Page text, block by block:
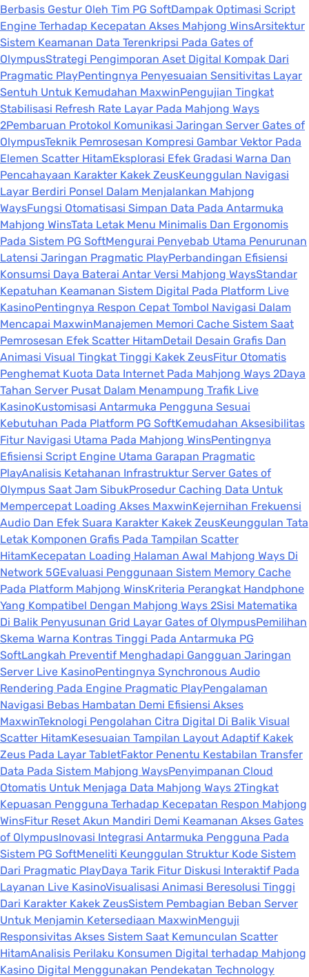
Berbasis Gestur Oleh Tim PG SoftDampak Optimasi Script
Engine Terhadap Kecepatan Akses Mahjong WinsArsitektur
Sistem Keamanan Data Terenkripsi Pada Gates of
OlympusStrategi Pengimporan Aset Digital Kompak Dari
Pragmatic PlayPentingnya Penyesuaian Sensitivitas Layar
Sentuh Untuk Kemudahan MaxwinPengujian Tingkat
Stabilisasi Refresh Rate Layar Pada Mahjong Ways
2Pembaruan Protokol Komunikasi Jaringan Server Gates of
OlympusTeknik Pemrosesan Kompresi Gambar Vektor Pada
Elemen Scatter HitamEksplorasi Efek Gradasi Warna Dan
Pencahayaan Karakter Kakek ZeusKeunggulan Navigasi
Layar Berdiri Ponsel Dalam Menjalankan Mahjong
WaysFungsi Otomatisasi Simpan Data Pada Antarmuka
Mahjong WinsTata Letak Menu Minimalis Dan Ergonomis
Pada Sistem PG SoftMengurai Penyebab Utama Penurunan
Latensi Jaringan Pragmatic PlayPerbandingan Efisiensi
Konsumsi Daya Baterai Antar Versi Mahjong WaysStandar
Kepatuhan Keamanan Sistem Digital Pada Platform Live
KasinoPentingnya Respon Cepat Tombol Navigasi Dalam
Mencapai MaxwinManajemen Memori Cache Sistem Saat
Pemrosesan Efek Scatter HitamDetail Desain Grafis Dan
Animasi Visual Tingkat Tinggi Kakek ZeusFitur Otomatis
Penghemat Kuota Data Internet Pada Mahjong Ways 2Daya
Tahan Server Pusat Dalam Menampung Trafik Live
KasinoKustomisasi Antarmuka Pengguna Sesuai
Kebutuhan Pada Platform PG SoftKemudahan Aksesibilitas
Fitur Navigasi Utama Pada Mahjong WinsPentingnya
Efisiensi Script Engine Utama Garapan Pragmatic
PlayAnalisis Ketahanan Infrastruktur Server Gates of
Olympus Saat Jam SibukProsedur Caching Data Untuk
Mempercepat Loading Akses MaxwinKejernihan Frekuensi
Audio Dan Efek Suara Karakter Kakek ZeusKeunggulan Tata
Letak Komponen Grafis Pada Tampilan Scatter
HitamKecepatan Loading Halaman Awal Mahjong Ways Di
Network 5GEvaluasi Penggunaan Sistem Memory Cache
Pada Platform Mahjong WinsKriteria Perangkat Handphone
Yang Kompatibel Dengan Mahjong Ways 2Sisi Matematika
Di Balik Penyusunan Grid Layar Gates of OlympusPemilihan
Skema Warna Kontras Tinggi Pada Antarmuka PG
SoftLangkah Preventif Menghadapi Gangguan Jaringan
Server Live KasinoPentingnya Synchronous Audio
Rendering Pada Engine Pragmatic PlayPengalaman
Navigasi Bebas Hambatan Demi Efisiensi Akses
MaxwinTeknologi Pengolahan Citra Digital Di Balik Visual
Scatter HitamKesesuaian Tampilan Layout Adaptif Kakek
Zeus Pada Layar TabletFaktor Penentu Kestabilan Transfer
Data Pada Sistem Mahjong WaysPenyimpanan Cloud
Otomatis Untuk Menjaga Data Mahjong Ways 2Tingkat
Kepuasan Pengguna Terhadap Kecepatan Respon Mahjong
WinsFitur Reset Akun Mandiri Demi Keamanan Akses Gates
of OlympusInovasi Integrasi Antarmuka Pengguna Pada
Sistem PG SoftMeneliti Keunggulan Struktur Kode Sistem
Dari Pragmatic PlayDaya Tarik Fitur Diskusi Interaktif Pada
Layanan Live KasinoVisualisasi Animasi Beresolusi Tinggi
Dari Karakter Kakek ZeusSistem Pembagian Beban Server
Untuk Menjamin Ketersediaan MaxwinMenguji
Responsivitas Akses Sistem Saat Kemunculan Scatter
HitamAnalisis Perilaku Konsumen Digital terhadap Mahjong
Kasino Digital Menggunakan Pendekatan Technology